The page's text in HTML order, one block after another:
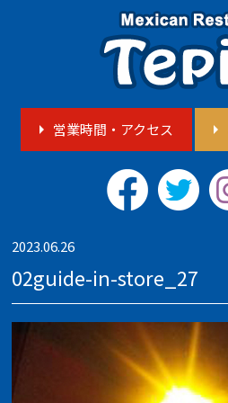
営業時間・アクセス
2023.06.26
02guide-in-store_27